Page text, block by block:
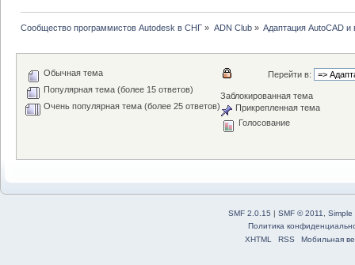
Сообщество программистов Autodesk в СНГ » ADN Club» Адаптация AutoCAD и
Перейти в:
Обычная тема
Популярная тема (более 15 ответов)
Очень популярная тема (более 25 ответов)
Заблокированная тема
Прикрепленная тема
Голосование
SMF 2.0.15 | SMF © 2011, Simple
Политика
XHTML
RSS Мобильная